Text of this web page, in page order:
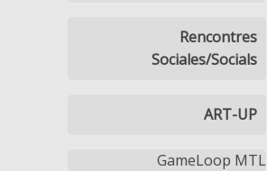
Rencontres
Sociales/Socials
ART-UP
GameLoop MTL